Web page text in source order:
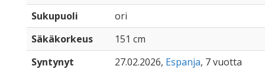
Sukupuoli
ori
Säkäkorkeus
151 cm
Syntynyt
27.02.2026, Espanja, 7 vuotta